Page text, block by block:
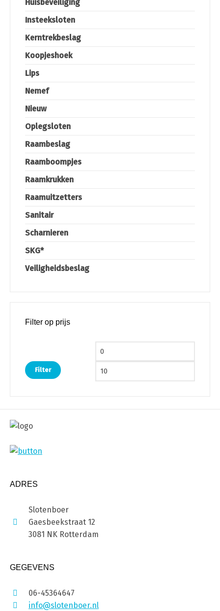
Huisbeveiliging
Insteeksloten
Kerntrekbeslag
Koopjeshoek
Lips
Nemef
Nieuw
Oplegsloten
Raambeslag
Raamboompjes
Raamkrukken
Raamuitzetters
Sanitair
Scharnieren
SKG*
Veiligheidsbeslag
Filter op prijs
Min. prijs
Filter
ADRES
Slotenboer
Gaesbeekstraat 12
3081 NK Rotterdam
GEGEVENS
06-45364647
info@slotenboer.nl